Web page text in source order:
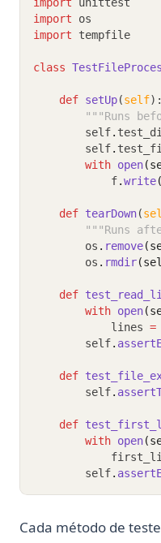
import os
import tempfile
class
def setUp(self):
"""Runs
        self
.
        self
.
with open
            f
.write(
def tearDown(
"""Runs
        os
. remove
        os
. rmdir
def
with open
            lines
=
        self
.
def
        self
.
def
with open
        self
.
Cada método de